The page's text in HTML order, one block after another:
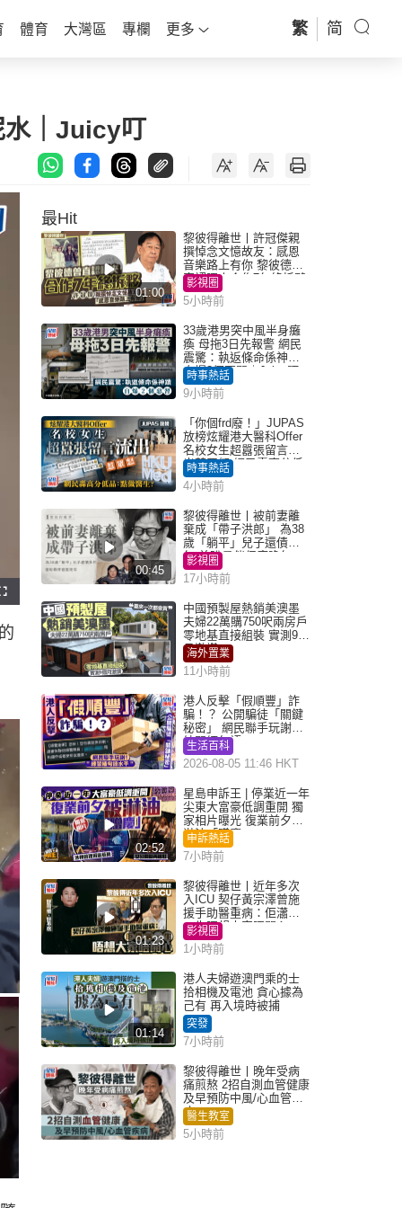
體育 大灣區 專欄 更多 繁 简
水｜Juicy叮
F
u
l
s
c
最Hit
01:00
黎彼得離世丨許冠傑親
撰悼念文憶故友：感恩
音樂路上有你 黎彼德曾
直認唔夾合作7年終拆夥
影視圈
5小時前
33歲港男突中風半身癱
瘓 母拖3日先報警 網民
震驚：執返條命係神蹟
自爆2個惡習｜Juicy叮
時事熱話
9小時前
「你個frd廢！」JUPAS
放榜炫耀港大醫科Offer
名校女生超囂張留言流
出惹眾怒 網民轟高分低
品：點做醫生？｜Juicy
叮
時事熱話
4小時前
00:45
黎彼得離世丨被前妻離
棄成「帶子洪郎」 為38
歲「躺平」兒子還債多
年 曾盼尋伴侶度晚年
影視圈
17小時前
中國預製屋熱銷美澳墨
夫婦22萬購750呎兩房戶
零地基直接組裝 實測9個
月激讚
海外置業
11小時前
港人反擊「假順豐」詐
騙！？ 公開騙徒「關鍵
秘密」 網民聯手玩謝：
練習緬甸語
生活百科
2026-08-05 11:46 HKT
02:52
星島申訴王 | 停業近一年
尖東大富豪低調重開 獨
家相片曝光 復業前夕被
淋油「贈慶」
申訴熱話
7小時前
01:23
黎彼得離世丨近年多次
入ICU 契仔黃宗澤曾施
援手助醫重病：佢瀟灑
一生唔想大家唔開心
影視圈
1小時前
01:14
港人夫婦遊澳門乘的士
拾相機及電池 貪心據為
己有 再入境時被捕
突發
7小時前
黎彼得離世丨晚年受病
痛煎熬 2招自測血管健康
及早預防中風/心血管疾
病
醫生教室
5小時前